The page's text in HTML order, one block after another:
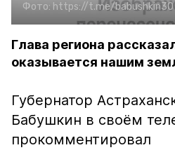
Фото: https://t.me/babushkin30
Глава региона
оказывается нашим
Губернатор
Бабушкин в своём
прокомментировал